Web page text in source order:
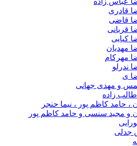
جهانی
پور ، نیما حنجر
سنسی و حامد کاظم پور